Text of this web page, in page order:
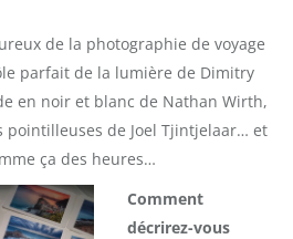
de la photographie de voyage
parfait de la lumière de Dimitry
en noir et blanc de Nathan Wirth,
pointilleuses de Joel Tjintjelaar… et
ça des heures…
Comment
décrirez-vous